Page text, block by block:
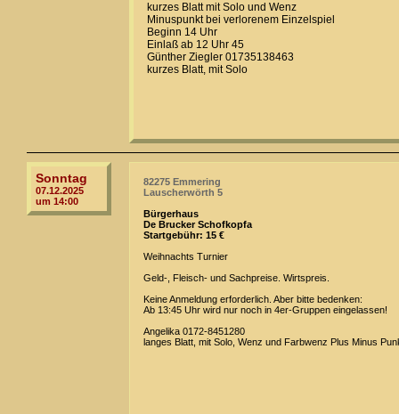
kurzes Blatt mit Solo und Wenz
Minuspunkt bei verlorenem Einzelspiel
Beginn 14 Uhr
Einlaß ab 12 Uhr 45
Günther Ziegler 01735138463
kurzes Blatt, mit Solo
Sonntag
07.12.2025
um 14:00
82275 Emmering
Lauscherwörth 5
Bürgerhaus
De Brucker Schofkopfa
Startgebühr: 15 €
Weihnachts Turnier
Geld-, Fleisch- und Sachpreise. Wirtspreis.
Keine Anmeldung erforderlich. Aber bitte bedenken:
Ab 13:45 Uhr wird nur noch in 4er-Gruppen eingelassen!
Angelika 0172-8451280
langes Blatt, mit Solo, Wenz und Farbwenz Plus Minus